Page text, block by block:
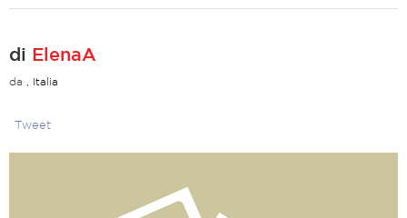
di ElenaA
da , Italia
Tweet